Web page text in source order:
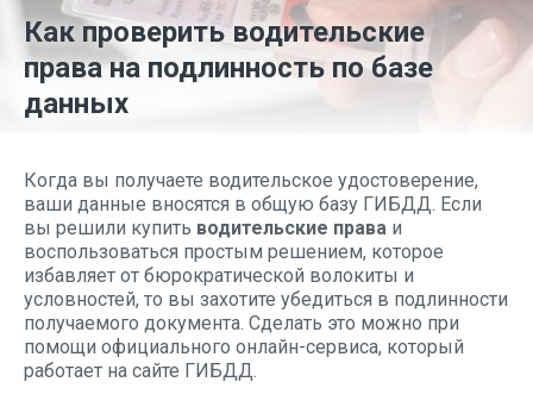
Как проверить водительские
права на подлинность по базе
данных
Когда вы получаете водительское удостоверение,
ваши данные вносятся в общую базу ГИБДД. Если
вы решили купить водительские права и
воспользоваться простым решением, которое
избавляет от бюрократической волокиты и
условностей, то вы захотите убедиться в подлинности
получаемого документа. Сделать это можно при
помощи официального онлайн-сервиса, который
работает на сайте ГИБДД.